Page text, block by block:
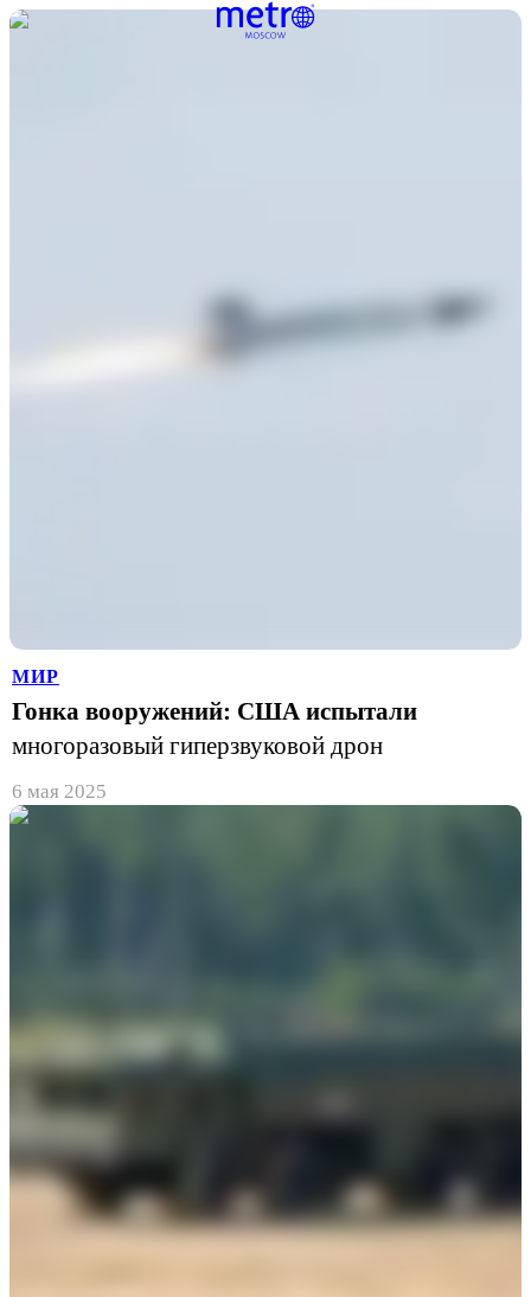
МИР
Гонка вооружений: США испытали
многоразовый гиперзвуковой дрон
6 мая 2025